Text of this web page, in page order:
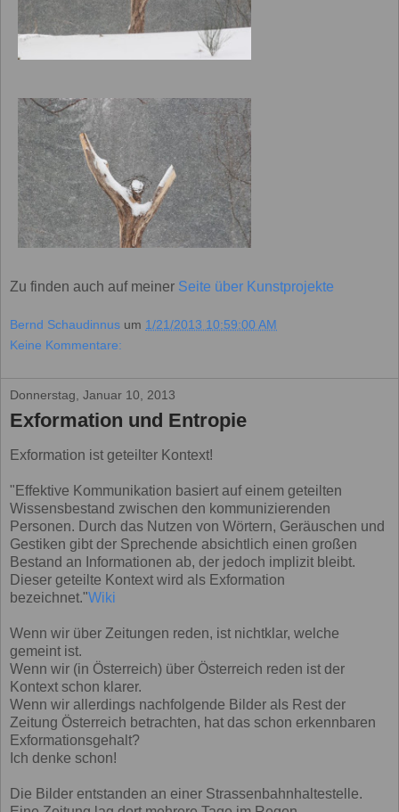
Zu finden auch auf meiner Seite über Kunstprojekte
Bernd Schaudinnus um 1/21/2013 10:59:00 AM
Keine Kommentare:
Donnerstag, Januar 10, 2013
Exformation und Entropie
Exformation ist geteilter Kontext!
"Effektive Kommunikation basiert auf einem geteilten
Wissensbestand zwischen den kommunizierenden
Personen. Durch das Nutzen von Wörtern, Geräuschen und
Gestiken gibt der Sprechende absichtlich einen großen
Bestand an Informationen ab, der jedoch implizit bleibt.
Dieser geteilte Kontext wird als Exformation
bezeichnet."Wiki
Wenn wir über Zeitungen reden, ist nichtklar, welche
gemeint ist.
Wenn wir (in Österreich) über Österreich reden ist der
Kontext schon klarer.
Wenn wir allerdings nachfolgende Bilder als Rest der
Zeitung Österreich betrachten, hat das schon erkennbaren
Exformationsgehalt?
Ich denke schon!
Die Bilder entstanden an einer Strassenbahnhaltestelle.